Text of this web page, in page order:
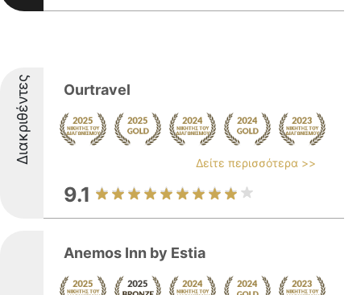
Διακριθέντες Ourtravel
Δείτε περισσότερα >>
9.1
Anemos Inn by Estia